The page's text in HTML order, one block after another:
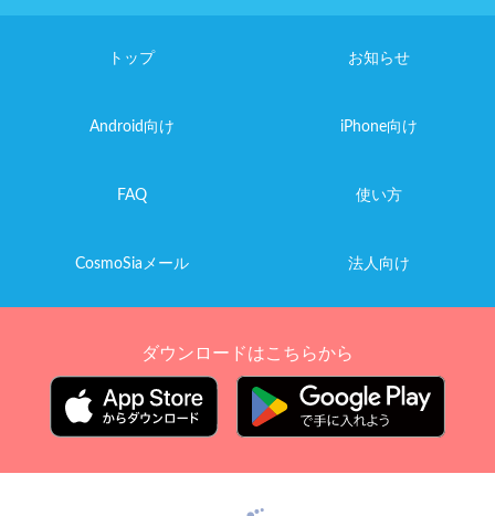
トップ お知らせ
Android向け iPhone向け
FAQ 使い方
CosmoSiaメール 法人向け
ダウンロードはこちらから